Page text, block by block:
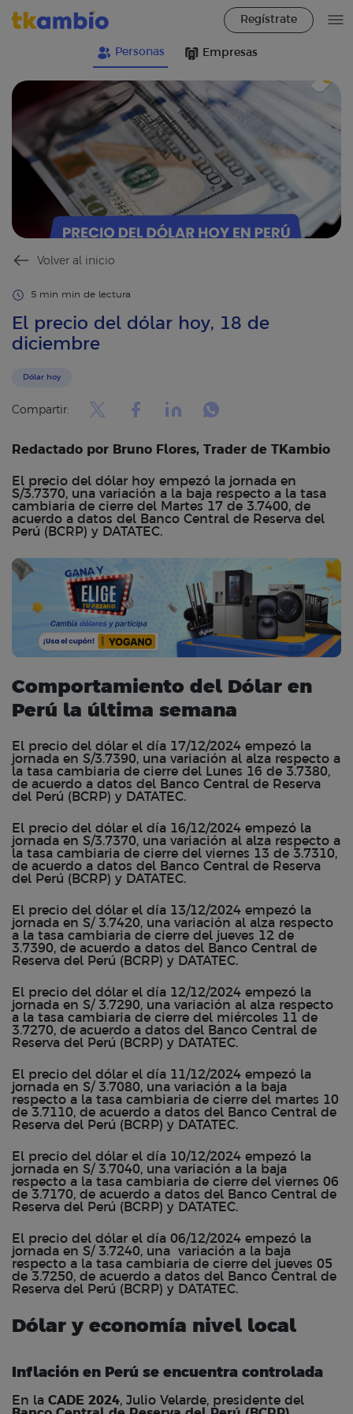
Regístrate
Personas Empresas
Volver al inicio
5 min min de lectura
El precio del dólar hoy, 18 de
diciembre
Dólar hoy
Compartir:
Redactado por Bruno Flores, Trader de TKambio
El precio del dólar hoy empezó la jornada en
S/3.7370, una variación a la baja respecto a la tasa
cambiaria de cierre del Martes 17 de 3.7400, de
acuerdo a datos del Banco Central de Reserva del
Perú (BCRP) y DATATEC.
Comportamiento del Dólar en
Perú la última semana
El precio del dólar el día 17/12/2024 empezó la
jornada en S/3.7390, una variación al alza respecto a
la tasa cambiaria de cierre del Lunes 16 de 3.7380,
de acuerdo a datos del Banco Central de Reserva
del Perú (BCRP) y DATATEC.
El precio del dólar el día 16/12/2024 empezó la
jornada en S/3.7370, una variación al alza respecto a
la tasa cambiaria de cierre del viernes 13 de 3.7310,
de acuerdo a datos del Banco Central de Reserva
del Perú (BCRP) y DATATEC.
El precio del dólar el día 13/12/2024 empezó la
jornada en S/ 3.7420, una variación al alza respecto
a la tasa cambiaria de cierre del jueves 12 de
3.7390, de acuerdo a datos del Banco Central de
Reserva del Perú (BCRP) y DATATEC.
El precio del dólar el día 12/12/2024 empezó la
jornada en S/ 3.7290, una variación al alza respecto
a la tasa cambiaria de cierre del miércoles 11 de
3.7270, de acuerdo a datos del Banco Central de
Reserva del Perú (BCRP) y DATATEC.
El precio del dólar el día 11/12/2024 empezó la
jornada en S/ 3.7080, una variación a la baja
respecto a la tasa cambiaria de cierre del martes 10
de 3.7110, de acuerdo a datos del Banco Central de
Reserva del Perú (BCRP) y DATATEC.
El precio del dólar el día 10/12/2024 empezó la
jornada en S/ 3.7040, una variación a la baja
respecto a la tasa cambiaria de cierre del viernes 06
de 3.7170, de acuerdo a datos del Banco Central de
Reserva del Perú (BCRP) y DATATEC.
El precio del dólar el día 06/12/2024 empezó la
jornada en S/ 3.7240, una variación a la baja
respecto a la tasa cambiaria de cierre del jueves 05
de 3.7250, de acuerdo a datos del Banco Central de
Reserva del Perú (BCRP) y DATATEC.
Dólar y economía nivel local
Inflación en Perú se encuentra controlada
En la CADE 2024, Julio Velarde, presidente del